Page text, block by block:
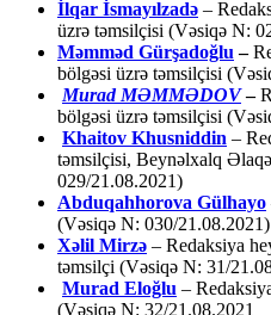
İlqar İsmayılzadə –
üzrə təmsilçisi (Vəsiqə N:
Məmməd Gürşadoğlu –
bölgəsi üzrə təmsilçisi
Murad MƏMMƏDOV –
bölgəsi üzrə təmsilçisi
Khaitov Khusniddin –
təmsilçisi, Beynəlxalq
029/21.08.2021)
Abduqahhorova Gülhayo
(Vəsiqə N: 030/21.08.2021)
Xəlil Mirzə – Redaksiya
təmsilçi (Vəsiqə N: 31/
Murad Eloğlu –
(Vəsiqə N: 32/21.08.2021